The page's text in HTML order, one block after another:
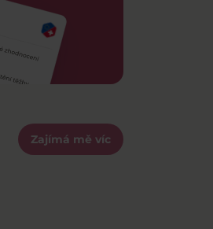
Zajímá mě víc